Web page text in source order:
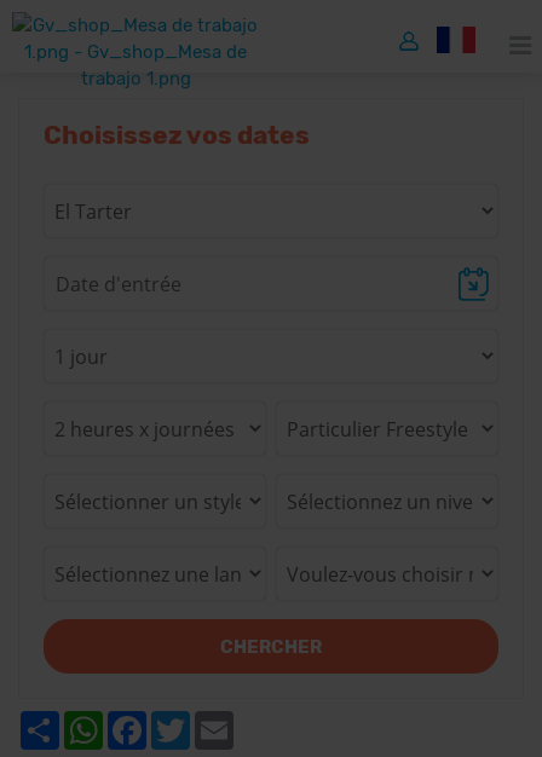
Choisissez vos dates
CHERCHER
Share WhatsAppFacebook
Twitter